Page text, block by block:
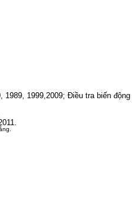
1999,2009; Điều tra biến động